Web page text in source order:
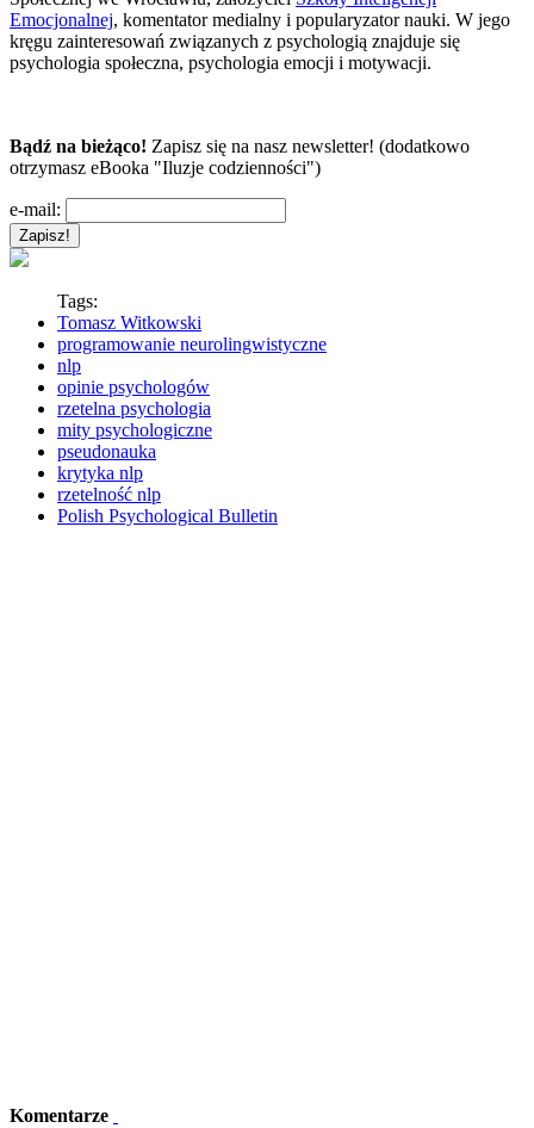
Emocjonalnej, komentator medialny i popularyzator nauki. W jego
kręgu zainteresowań związanych z psychologią znajduje się
psychologia społeczna, psychologia emocji i motywacji.
Bądź na bieżąco! Zapisz się na nasz newsletter! (dodatkowo
otrzymasz eBooka "Iluzje codzienności")
e-mail:
Tags:
Tomasz Witkowski
programowanie neurolingwistyczne
nlp
opinie psychologów
rzetelna psychologia
mity psychologiczne
pseudonauka
krytyka nlp
rzetelność nlp
Polish Psychological Bulletin
Komentarze